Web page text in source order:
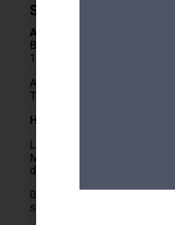
Secrétariat
Adresse
Boulevard Carl-Vogt 2
1205 Genève
Arrêts Jonction ou Ste-Clotilde
Tram 14, Bus 2/11/19/32/80
Horaires
Lundis fermés
Mardis au vendredis
de
022 329 83 84
secretariat@mda-geneve.ch